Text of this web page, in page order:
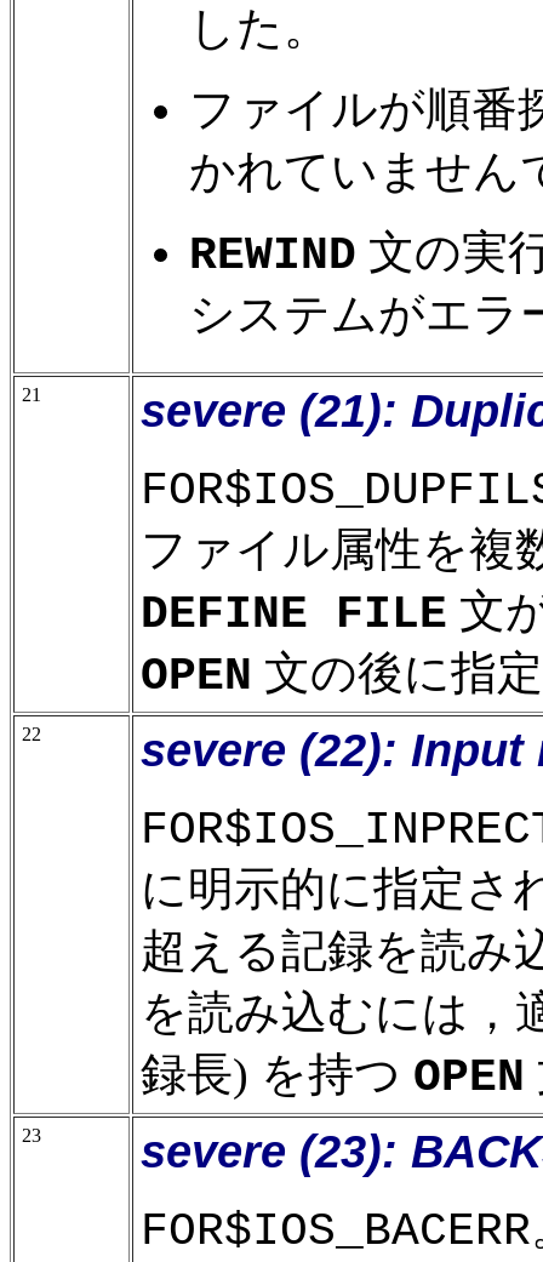
した。
ファイルが順番
かれていません
REWIND 文の実
システムがエラ
21 severe (21):
ファイル属性を複
DEFINE FILE 文
OPEN 文の後に指
22 severe (22):
に明示的に指定さ
超える記録を読み
を読み込むには，
録長) を持つ OPEN
23 severe (23):
FOR$IOS_BACERR